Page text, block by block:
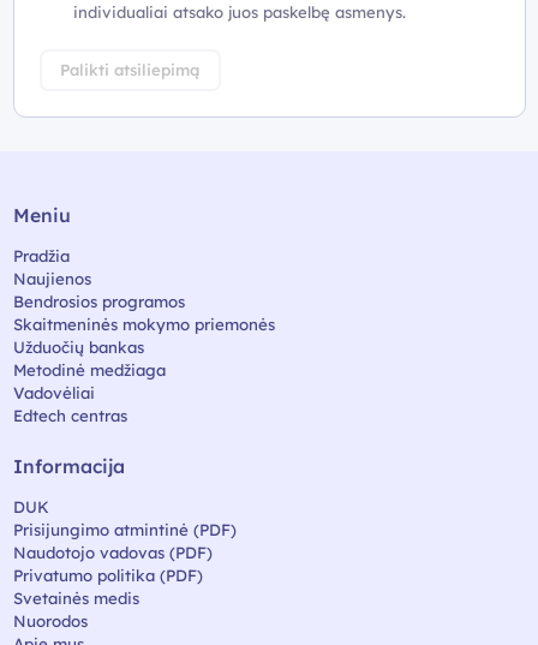
individualiai atsako juos paskelbę asmenys.
Palikti atsiliepimą
Meniu
Pradžia
Naujienos
Bendrosios programos
Skaitmeninės mokymo priemonės
Užduočių bankas
Metodinė medžiaga
Vadovėliai
Edtech centras
Informacija
DUK
Prisijungimo atmintinė (PDF)
Naudotojo vadovas (PDF)
Privatumo politika (PDF)
Svetainės medis
Nuorodos